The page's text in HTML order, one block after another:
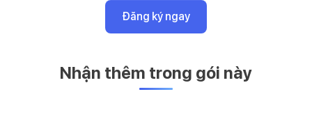
Đăng ký ngay
Nhận thêm trong gói này